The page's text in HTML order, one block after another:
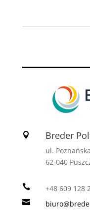
 Breder
ul.
62-040
 +48 609 128
